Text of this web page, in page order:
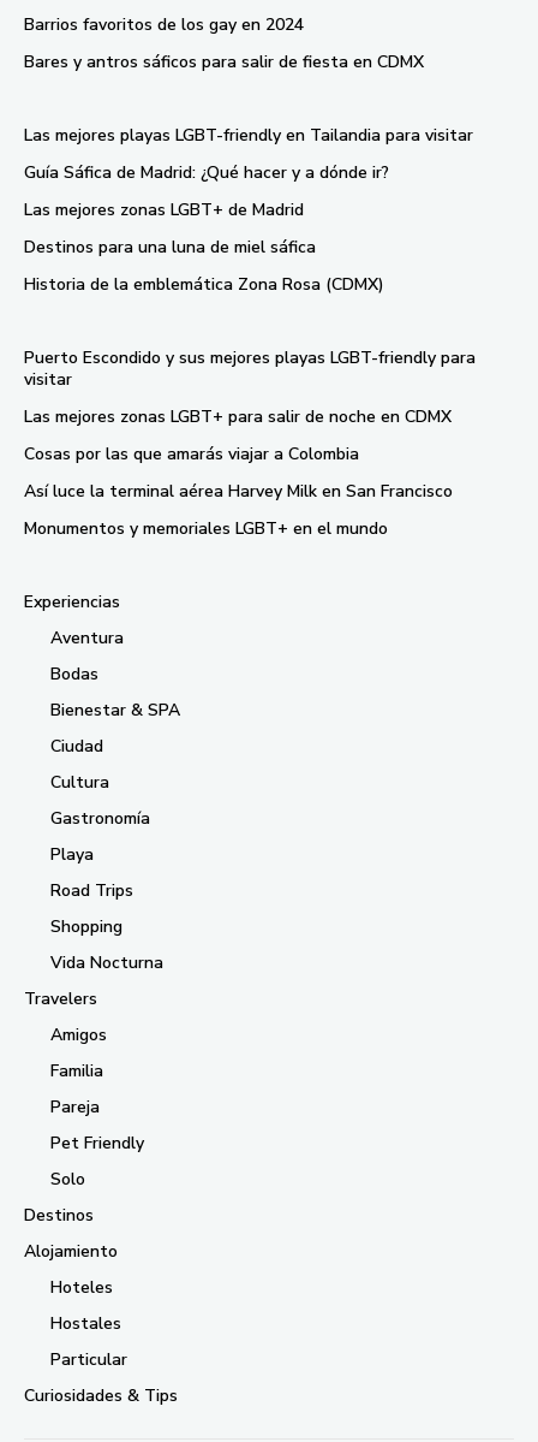
Barrios favoritos de los gay en 2024
Bares y antros sáficos para salir de fiesta en CDMX
Las mejores playas LGBT-friendly en Tailandia para visitar
Guía Sáfica de Madrid: ¿Qué hacer y a dónde ir?
Las mejores zonas LGBT+ de Madrid
Destinos para una luna de miel sáfica
Historia de la emblemática Zona Rosa (CDMX)
Puerto Escondido y sus mejores playas LGBT-friendly para
visitar
Las mejores zonas LGBT+ para salir de noche en CDMX
Cosas por las que amarás viajar a Colombia
Así luce la terminal aérea Harvey Milk en San Francisco
Monumentos y memoriales LGBT+ en el mundo
Experiencias
Aventura
Bodas
Bienestar & SPA
Ciudad
Cultura
Gastronomía
Playa
Road Trips
Shopping
Vida Nocturna
Travelers
Amigos
Familia
Pareja
Pet Friendly
Solo
Destinos
Alojamiento
Hoteles
Hostales
Particular
Curiosidades & Tips